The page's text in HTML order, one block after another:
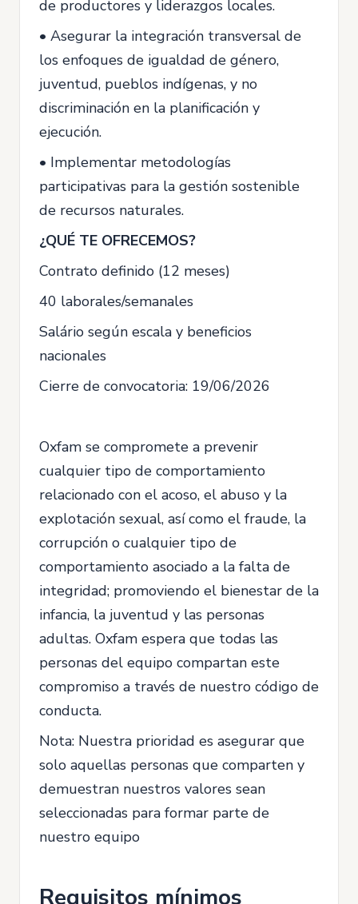
de productores y liderazgos locales.
• Asegurar la integración transversal de
los enfoques de igualdad de género,
juventud, pueblos indígenas, y no
discriminación en la planificación y
ejecución.
• Implementar metodologías
participativas para la gestión sostenible
de recursos naturales.
¿QUÉ TE OFRECEMOS?
Contrato definido (12 meses)
40 laborales/semanales
Salário según escala y beneficios
nacionales
Cierre de convocatoria: 19/06/2026
Oxfam se compromete a prevenir
cualquier tipo de comportamiento
relacionado con el acoso, el abuso y la
explotación sexual, así como el fraude, la
corrupción o cualquier tipo de
comportamiento asociado a la falta de
integridad; promoviendo el bienestar de la
infancia, la juventud y las personas
adultas. Oxfam espera que todas las
personas del equipo compartan este
compromiso a través de nuestro código de
conducta.
Nota: Nuestra prioridad es asegurar que
solo aquellas personas que comparten y
demuestran nuestros valores sean
seleccionadas para formar parte de
nuestro equipo
Requisitos mínimos